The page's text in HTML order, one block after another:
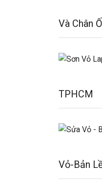
Và Chân
TPHCM
Vỏ-Bản